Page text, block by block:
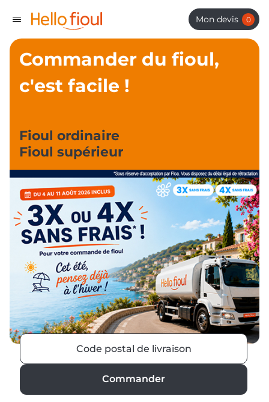
Mon devis 0
Commander du fioul,
c'est facile !
Fioul ordinaire
Fioul supérieur